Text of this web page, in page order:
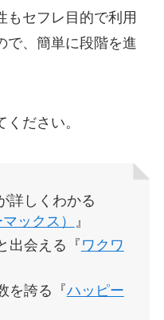
もセフレ目的で利用
で、簡単に段階を進
ださい。
詳しくわかる
ックス）
』
出会える『 ワクワ
を誇る『ハッピー